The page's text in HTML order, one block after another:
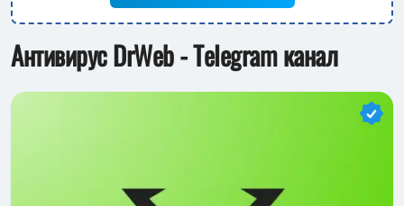
Антивирус DrWeb - Telegram канал